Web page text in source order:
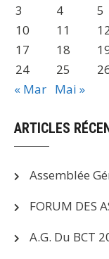
3
4 5
10
11
17
18
24
25
« Mar Mai »
ARTICLES
Assemblée
FORUM DES
A.G. Du BCT